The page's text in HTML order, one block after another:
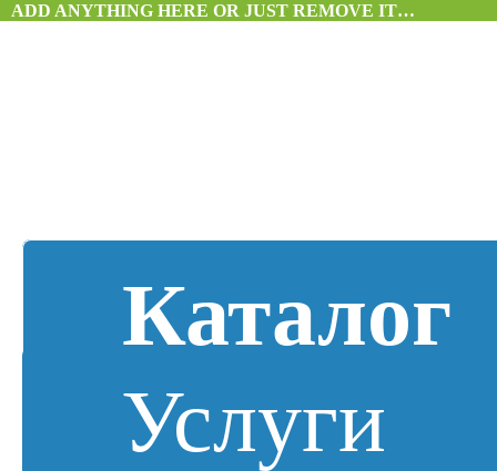
ADD ANYTHING HERE OR JUST REMOVE IT…
Каталог
Услуги